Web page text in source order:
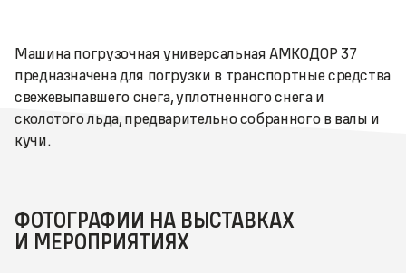
Машина погрузочная универсальная АМКОДОР 37
предназначена для погрузки в транспортные средства
свежевыпавшего снега, уплотненного снега и
сколотого льда, предварительно собранного в валы и
кучи.
ФОТОГРАФИИ НА ВЫСТАВКАХ
И МЕРОПРИЯТИЯХ